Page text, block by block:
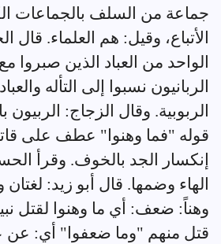
جماعة من السلف بالجماعات
الأتباع، وقيل: هم العلماء. قال
الواحد من العباد الذين صبروا مع
الربانيون نسبوا إلى التأله
الربوبية. وقال الزجاج:
قوله "فما وهنوا" عطف على
إنكسار الجد بالخوف. وقرأ
الهاء وضمها. قال أبو زيد:
وهناً: ضعف: أي ما وهنوا لقتل
قتل منهم "وما ضعفوا" أي: عن